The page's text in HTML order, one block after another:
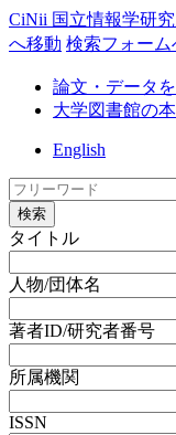
CiNii 国立情報学研
へ移動 検索フォーム
論文・データ
大学図書館の
English
検索
タイトル
人物/団体名
著者ID/研究者番号
所属機関
ISSN